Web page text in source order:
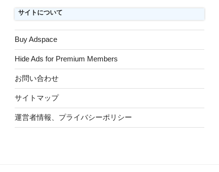
サイトについて
Buy Adspace
Hide Ads for Premium Members
お問い合わせ
サイトマップ
運営者情報、プライバシーポリシー